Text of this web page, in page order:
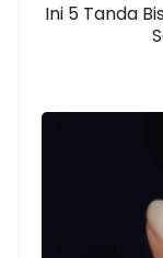
Ini 5 Tanda